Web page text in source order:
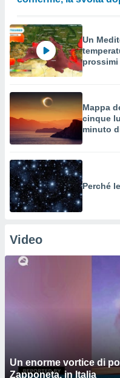
Un
prossimi
Mappa
cinque
minuto
Perché
Video
Un enorme vortice di
Zapponeta, in Italia